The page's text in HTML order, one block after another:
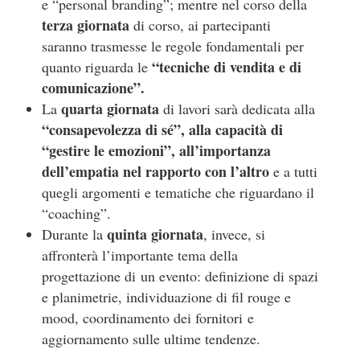
terza giornatadi corso, ai partecipanti
saranno trasmesse le regole fondamentali per
quanto riguarda le “tecniche di vendita e di
comunicazione”.
La quarta giornatadi lavori sarà dedicata alla
“consapevolezza di sé”, alla capacità di
“gestire le emozioni”, all’importanza
dell’empatia nel rapporto con l’altroe a tutti
quegli argomenti e tematiche che riguardano il
“coaching”.
Durante la quinta giornata, invece, si
affronterà l’importante tema della
progettazione di un evento: definizione di spazi
e planimetrie, individuazione di fil rouge e
mood, coordinamento dei fornitori e
aggiornamento sulle ultime tendenze.